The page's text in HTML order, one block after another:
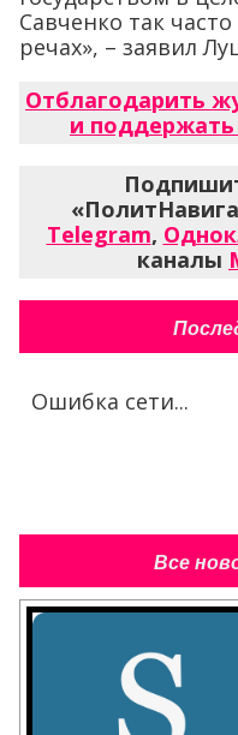
Савченко так
речах», – заявил
Отблагодарить
и
Telegram,
каналы
Ошибка сети...
Все